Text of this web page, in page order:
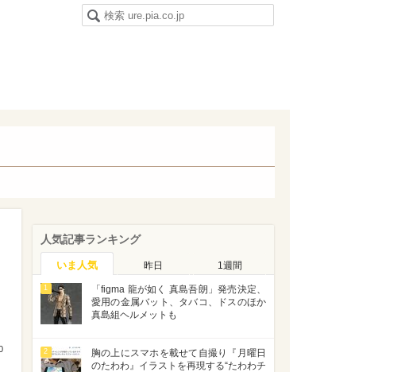
人気記事ランキング
いま人気 昨日 1週間
1
「figma 龍が如く 真島吾朗」発売決定、
愛用の金属バット、タバコ、ドスのほか
真島組ヘルメットも
2
胸の上にスマホを載せて自撮り『月曜日
のたわわ』イラストを再現する“たわわチ